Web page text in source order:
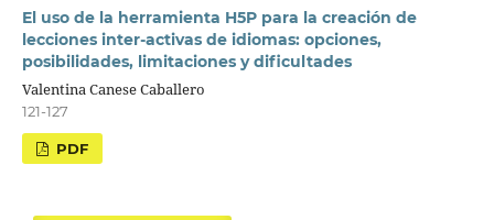
El uso de la herramienta H5P para la creación de
lecciones inter-activas de idiomas: opciones,
posibilidades, limitaciones y dificultades
Valentina Canese Caballero
121-127
PDF